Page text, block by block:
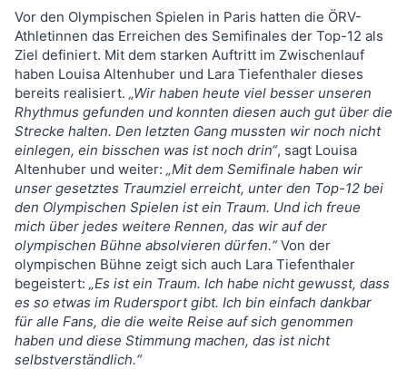
Vor den Olympischen Spielen in Paris hatten die ÖRV-
Athletinnen das Erreichen des Semifinales der Top-12 als
Ziel definiert. Mit dem starken Auftritt im Zwischenlauf
haben Louisa Altenhuber und Lara Tiefenthaler dieses
bereits realisiert. „Wir haben heute viel besser unseren
Rhythmus gefunden und konnten diesen auch gut über die
Strecke halten. Den letzten Gang mussten wir noch nicht
einlegen, ein bisschen was ist noch drin“, sagt Louisa
Altenhuber und weiter: „Mit dem Semifinale haben wir
unser gesetztes Traumziel erreicht, unter den Top-12 bei
den Olympischen Spielen ist ein Traum. Und ich freue
mich über jedes weitere Rennen, das wir auf der
olympischen Bühne absolvieren dürfen.“Von der
olympischen Bühne zeigt sich auch Lara Tiefenthaler
begeistert: „Es ist ein Traum. Ich habe nicht gewusst, dass
es so etwas im Rudersport gibt. Ich bin einfach dankbar
für alle Fans, die die weite Reise auf sich genommen
haben und diese Stimmung machen, das ist nicht
selbstverständlich.“